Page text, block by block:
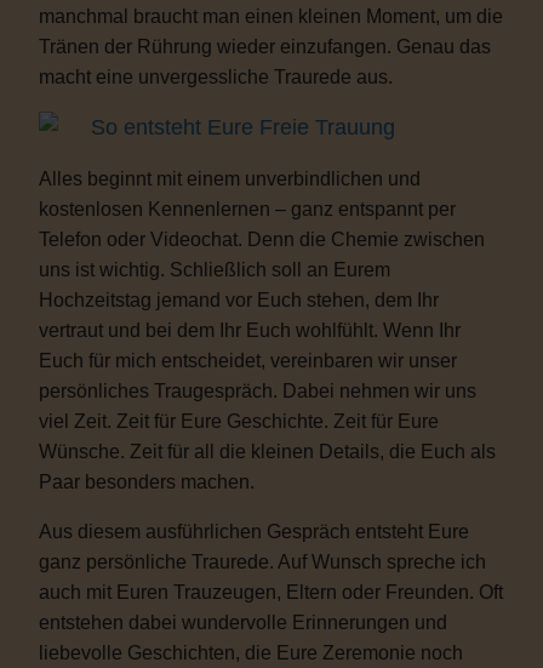
manchmal braucht man einen kleinen Moment, um die
Tränen der Rührung wieder einzufangen. Genau das
macht eine unvergessliche Traurede aus.
So entsteht Eure Freie Trauung
Alles beginnt mit einem unverbindlichen und
kostenlosen Kennenlernen – ganz entspannt per
Telefon oder Videochat. Denn die Chemie zwischen
uns ist wichtig. Schließlich soll an Eurem
Hochzeitstag jemand vor Euch stehen, dem Ihr
vertraut und bei dem Ihr Euch wohlfühlt. Wenn Ihr
Euch für mich entscheidet, vereinbaren wir unser
persönliches Traugespräch. Dabei nehmen wir uns
viel Zeit. Zeit für Eure Geschichte. Zeit für Eure
Wünsche. Zeit für all die kleinen Details, die Euch als
Paar besonders machen.
Aus diesem ausführlichen Gespräch entsteht Eure
ganz persönliche Traurede. Auf Wunsch spreche ich
auch mit Euren Trauzeugen, Eltern oder Freunden. Oft
entstehen dabei wundervolle Erinnerungen und
liebevolle Geschichten, die Eure Zeremonie noch